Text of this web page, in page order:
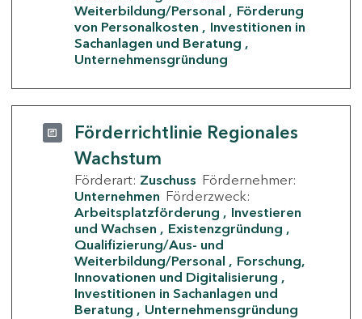
Weiterbildung/Personal
Förderung
von Personalkosten
Investitionen in
Sachanlagen und Beratung
Unternehmensgründung
Förderrichtlinie Regionales
Wachstum
Förderart: Zuschuss Fördernehmer:
Unternehmen Förderzweck:
Arbeitsplatzförderung
Investieren
und Wachsen
Existenzgründung
Qualifizierung/Aus- und
Weiterbildung/Personal
Forschung,
Innovationen und Digitalisierung
Investitionen in Sachanlagen und
Beratung
Unternehmensgründung